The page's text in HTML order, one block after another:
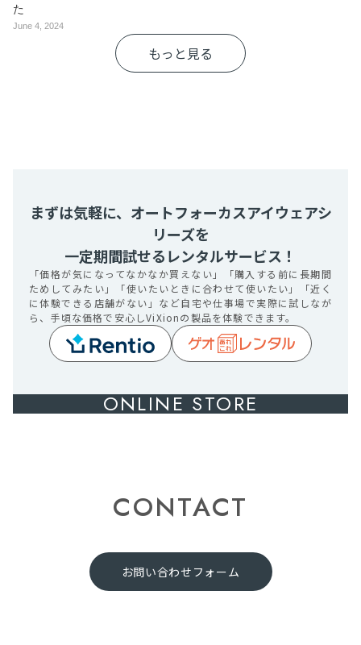
た
June 4, 2024
もっと見る
まずは気軽に、オートフォーカスアイウェアシ
リーズを
一定期間試せるレンタルサービス！
「価格が気になってなかなか買えない」「購入する前に長期間
ためしてみたい」「使いたいときに合わせて使いたい」「近く
に体験できる店舗がない」など自宅や仕事場で実際に試しなが
ら、手頃な価格で安心しViXionの製品を体験できます。
ONLINE STORE
CONTACT
お問い合わせフォーム